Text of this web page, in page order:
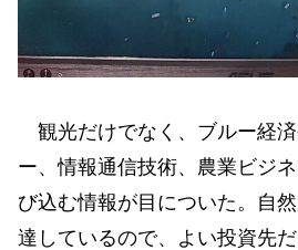
観光だけでなく、ブルー経
ー、情報通信技術、農業ビジ
び込む情報が目についた。自
達しているので、よい投資先だ